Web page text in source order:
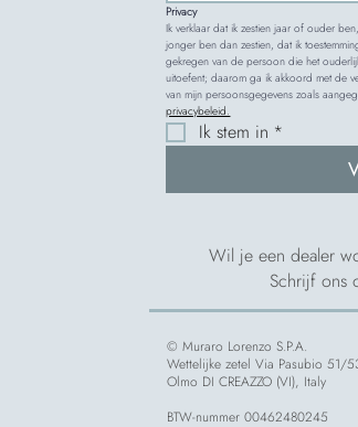
Privacy
Ik verklaar dat ik zestien jaar of ouder
jonger ben dan zestien, dat ik
gekregen van de persoon die het
uitoefent; daarom ga ik akkoord met de
privacybeleid.
Ik stem in *
Wil je een dealer
Schrijf
© Muraro Lorenzo S.P.A.
Wettelijke zetel Via Pasubio 51/
Olmo DI CREAZZO (VI), Italy
BTW-nummer 00462480245